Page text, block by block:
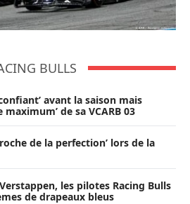
BULLS
avant la saison mais
maximum’ de sa VCARB 03
de la perfection’ lors de la
Verstappen, les pilotes Racing Bulls
de drapeaux bleus